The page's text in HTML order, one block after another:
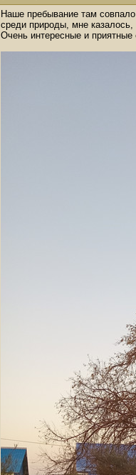
Наше пребывание там
среди природы, мне казалось,
Очень интересные и